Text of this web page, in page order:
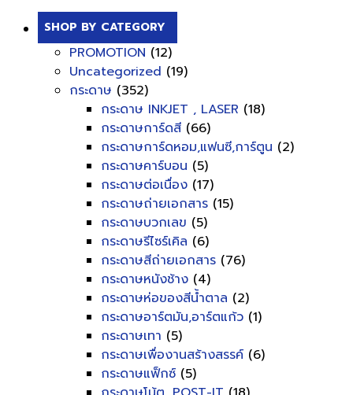
SHOP BY CATEGORY
PROMOTION (12)
Uncategorized (19)
กระดาษ (352)
กระดาษ INKJET , LASER (18)
กระดาษการ์ดสี (66)
กระดาษการ์ดหอม,แฟนซี,การ์ตูน (2)
กระดาษคาร์บอน (5)
กระดาษต่อเนื่อง (17)
กระดาษถ่ายเอกสาร (15)
กระดาษบวกเลข (5)
กระดาษรีไซร์เคิล (6)
กระดาษสีถ่ายเอกสาร (76)
กระดาษหนังช้าง (4)
กระดาษห่อของสีน้ำตาล (2)
กระดาษอาร์ตมัน,อาร์ตแก้ว (1)
กระดาษเทา (5)
กระดาษเพื่องานสร้างสรรค์ (6)
กระดาษแฟ็กซ์ (5)